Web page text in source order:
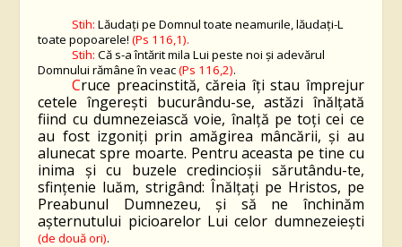
Stih: Lăudaţi pe Domnul toate neamurile, lăudaţi-L
toate popoarele!(Ps 116,1).
Stih:Că s-a întărit mila Lui peste noi şi adevărul
Domnului rămâne în veac(Ps 116,2).
Cruce preacinstită, căreia îți stau împrejur
cetele îngerești bucurându-se, astăzi înălțată
fiind cu dumnezeiască voie, înalță pe toți cei ce
au fost izgoniți prin amăgirea mâncării, și au
alunecat spre moarte. Pentru aceasta pe tine cu
inima și cu buzele credincioșii sărutându-te,
sfințenie luăm, strigând: Înălțați pe Hristos, pe
Preabunul Dumnezeu, și să ne închinăm
așternutului picioarelor Lui celor dumnezeiești
(de două ori).